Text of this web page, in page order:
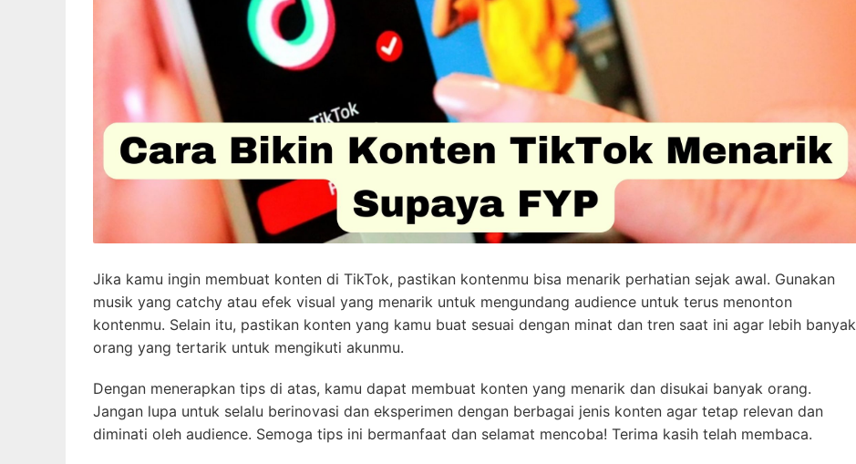
Jika kamu ingin membuat konten di TikTok, pastikan kontenmu bisa menarik perhatian sejak awal. Gunakan
musik yang catchy atau efek visual yang menarik untuk mengundang audience untuk terus menonton
kontenmu. Selain itu, pastikan konten yang kamu buat sesuai dengan minat dan tren saat ini agar lebih banyak
orang yang tertarik untuk mengikuti akunmu.
Dengan menerapkan tips di atas, kamu dapat membuat konten yang menarik dan disukai banyak orang.
Jangan lupa untuk selalu berinovasi dan eksperimen dengan berbagai jenis konten agar tetap relevan dan
diminati oleh audience. Semoga tips ini bermanfaat dan selamat mencoba! Terima kasih telah membaca.